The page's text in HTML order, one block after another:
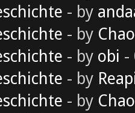
- by
- by
- by obi -
- by
- by